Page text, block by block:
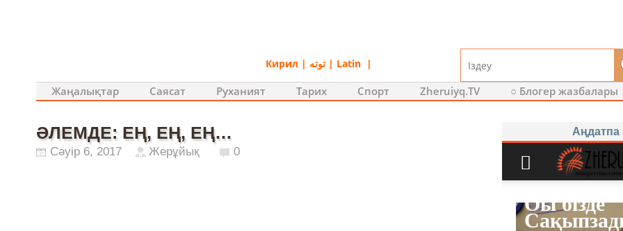
Кирил | توتە | Latin |
Жаңалықтар Саясат Руханият Тарих Спорт Zheruiyq.TV ○ Блогер жазбалары
ӘЛЕМДЕ: ЕҢ, ЕҢ, ЕҢ…
Сәуір 6, 2017 Жерұйық 0
Аңдатпа